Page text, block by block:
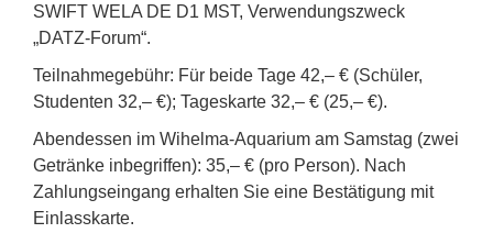
SWIFT WELA DE D1 MST, Verwendungszweck
„DATZ-Forum“.
Teilnahmegebühr: Für beide Tage 42,– € (Schüler,
Studenten 32,– €); Tageskarte 32,– € (25,– €).
Abendessen im Wihelma-Aquarium am Samstag (zwei
Getränke inbegriffen): 35,– € (pro Person). Nach
Zahlungseingang erhalten Sie eine Bestätigung mit
Einlasskarte.